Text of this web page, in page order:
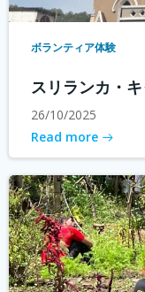
ボランティア体験
スリランカ・
26/10/2025
Read more